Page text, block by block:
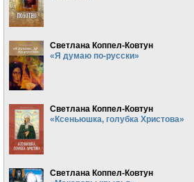
Светлана Коппел-Ковтун
«Я думаю по-русски»
Светлана Коппел-Ковтун
«Ксеньюшка, голубка Христова»
Светлана Коппел-Ковтун